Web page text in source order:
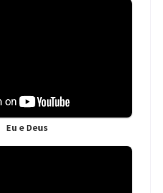
Eu e Deus